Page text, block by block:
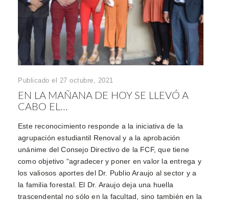
Publicado el 27 octubre, 2021
EN LA MAÑANA DE HOY SE LLEVÓ A
CABO EL...
Este reconocimiento responde a la iniciativa de la
agrupación estudiantil Renoval y a la aprobación
unánime del Consejo Directivo de la FCF, que tiene
como objetivo “agradecer y poner en valor la entrega y
los valiosos aportes del Dr. Publio Araujo al sector y a
la familia forestal. El Dr. Araujo deja una huella
trascendental no sólo en la facultad, sino también en la